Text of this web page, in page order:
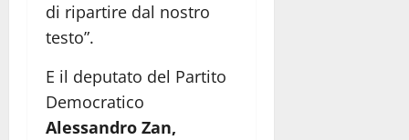
di ripartire dal nostro
testo”.
E il deputato del Partito
Democratico
Alessandro Zan,